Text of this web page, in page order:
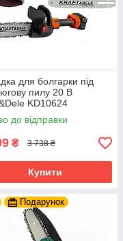
для болгарки під
пилу 20 В
KD10624
для болгарки під
до відправки
₴ 3 738 ₴
Купити
Подарунок